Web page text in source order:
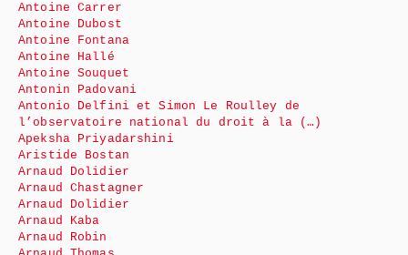
Antoine Carrer
Antoine Dubost
Antoine Fontana
Antoine Hallé
Antoine Souquet
Antonin Padovani
Antonio Delfini et Simon Le Roulley de
l’observatoire national du droit à la (…)
Apeksha Priyadarshini
Aristide Bostan
Arnaud Dolidier
Arnaud Chastagner
Arnaud Dolidier
Arnaud Kaba
Arnaud Robin